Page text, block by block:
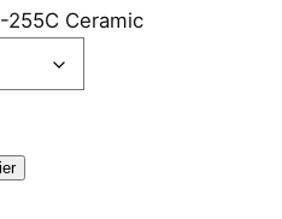
255C Ceramic